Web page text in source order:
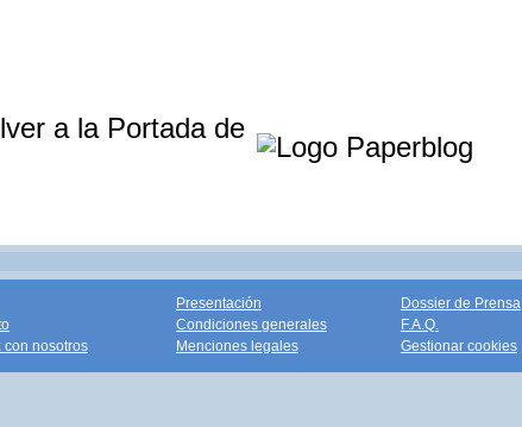
a la Portada de
con nosotros
Presentación
Condiciones generales
Menciones legales
Dossier de Prensa
F.A.Q.
Gestionar cookies